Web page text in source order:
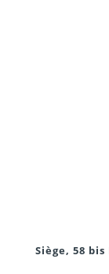
Siège, 58